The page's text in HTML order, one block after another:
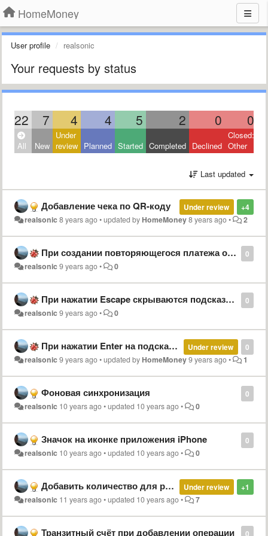
HomeMoney
User profile realsonic
Your requests by status
22 7 4 4 5 2 0 0
All New
Under
review Planned Started Completed Declined
Closed:
Other
Last updated
+4
Under review
Добавление чека по QR-коду
realsonic8 years ago•updated by HomeMoney8 years ago• 2
0
При создании повторяющегося платежа он создаётся два раза
realsonic9 years ago• 0
0
При нажатии Escape скрываются подсказки, но в строку комментария вставляется первая подсказка
realsonic9 years ago• 0
0
Under review
При нажатии Enter на подсказке вводится та, на которую указывает мышь
realsonic9 years ago•updated by HomeMoney9 years ago• 1
0
Фоновая синхронизация
realsonic 10 years ago•updated 10 years ago• 0
0
Значок на иконке приложения iPhone
realsonic 10 years ago•updated 10 years ago• 0
+1
Under review
Добавить количество для расхода
realsonic 11 years ago•updated 10 years ago• 7
0
Транзитный счёт при добавлении операции